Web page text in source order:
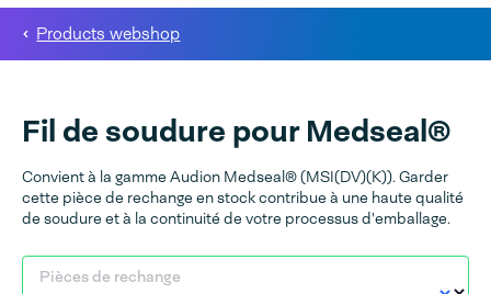
Products webshop
Fil de soudure pour Medseal®
Convient à la gamme Audion Medseal® (MSI(DV)(K)). Garder
cette pièce de rechange en stock contribue à une haute qualité
de soudure et à la continuité de votre processus d'emballage.
Pièces de rechange